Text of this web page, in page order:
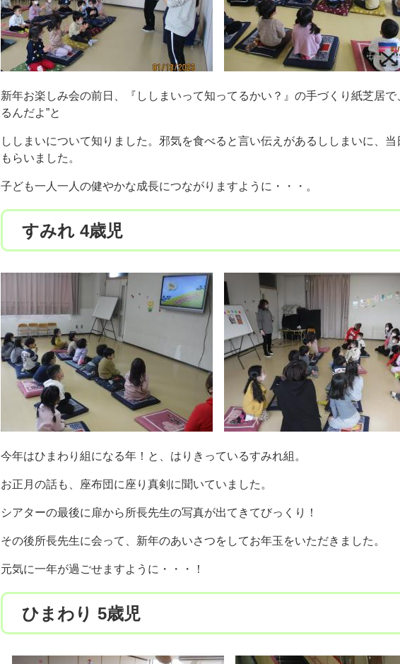
新年お楽しみ会の前日、『ししまいって知ってるかい？』の手づくり紙芝居で
るんだよ”と
ししまいについて知りました。邪気を食べると言い伝えがあるししまいに、
もらいました。
子ども一人一人の健やかな成長につながりますように・・・。
すみれ 4歳児
今年はひまわり組になる年！と、はりきっているすみれ組。
お正月の話も、座布団に座り真剣に聞いていました。
シアターの最後に扉から所長先生の写真が出てきてびっくり！
その後所長先生に会って、新年のあいさつをしてお年玉をいただきました。
元気に一年が過ごせますように・・・！
ひまわり 5歳児